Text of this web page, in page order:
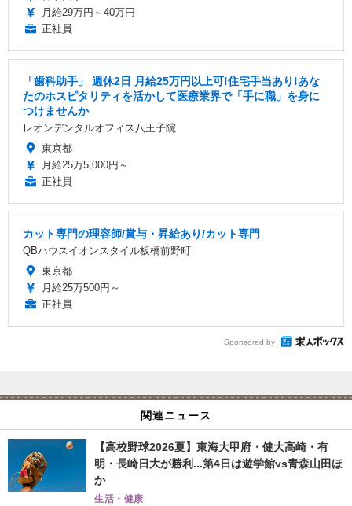
月給29万円～40万円
正社員
「歯科助手」 週休2日 ️月給25万円以上可!住宅手当あり!あな
たのホスピタリティを活かして医療業界で「手に職」を身に
つけませんか
レオンデンタルオフィス八王子院
東京都
月給25万5,000円～
正社員
カット専門の理容師/賞与・昇給あり/カット専門
QBハウスイオンスタイル板橋前野町
東京都
月給25万500円～
正社員
Sponsored by
関連ニュース
【高校野球2026夏】東海大甲府・健大高崎・有
明・長崎日大が勝利...第4日は遊学館vs青森山田ほ
か
生活・健康